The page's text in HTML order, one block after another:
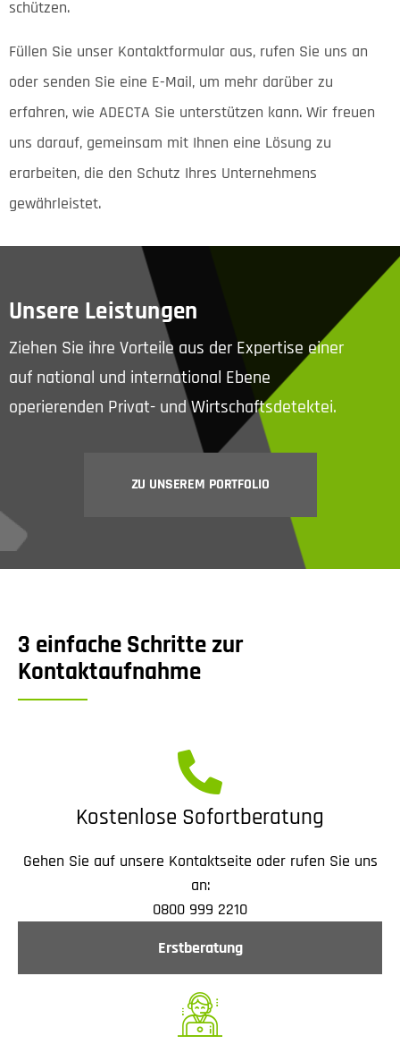
schützen.
Füllen Sie unser Kontaktformular aus, rufen Sie uns an
oder senden Sie eine E-Mail, um mehr darüber zu
erfahren, wie ADECTA Sie unterstützen kann. Wir freuen
uns darauf, gemeinsam mit Ihnen eine Lösung zu
erarbeiten, die den Schutz Ihres Unternehmens
gewährleistet.
Unsere Leistungen
Ziehen Sie ihre Vorteile aus der Expertise einer
auf national und international Ebene
operierenden Privat- und Wirtschaftsdetektei.
ZU UNSEREM PORTFOLIO
3 einfache Schritte zur
Kontaktaufnahme
Kostenlose Sofortberatung
Gehen Sie auf unsere Kontaktseite oder rufen Sie uns
an:
0800 999 2210
Erstberatung